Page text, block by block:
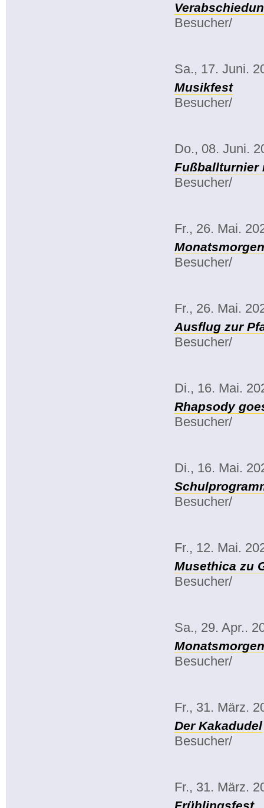
Besucher/
Sa., 17. Juni.
Musikfest
Besucher/
Do., 08. Juni.
Fußballturnier
Besucher/
Fr., 26. Mai.
Besucher/
Fr., 26. Mai.
Ausflug zur
Besucher/
Di., 16. Mai.
Rhapsody
Besucher/
Di., 16. Mai.
Besucher/
Fr., 12. Mai.
Musethica zu
Besucher/
Sa., 29. Apr..
Besucher/
Fr., 31. März.
Der Kakadudel
Besucher/
Fr., 31. März.